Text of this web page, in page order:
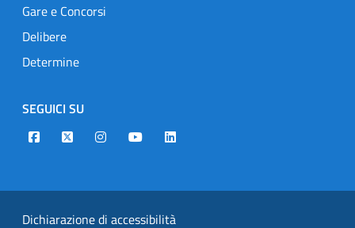
Gare e Concorsi
Delibere
Determine
SEGUICI SU
Designers Italia
TwitterInstagramYoutubeLinkedin
Dichiarazione di accessibilità